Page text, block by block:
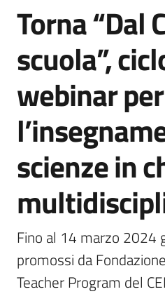
Servizi
Leggi,
atti
e
bandi
Piani,
programmi
e
progetti
Seguici
su
Salta al contenuto
Torna “Dal
scuola”,
webinar
scienze in
Fino al 14 marzo 2024
promossi da
Teacher Program del